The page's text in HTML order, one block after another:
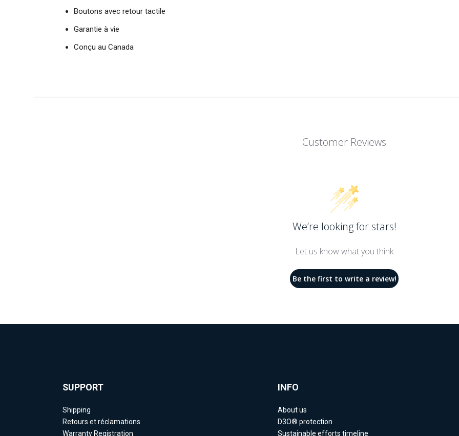
Boutons avec retour tactile
Garantie à vie
Conçu au Canada
Customer Reviews
We’re looking for stars!
Let us know what you think
Be the first to write a review!
SUPPORT
Shipping
Retours et réclamations
Warranty Registration
INFO
About us
D3O® protection
Sustainable efforts timeline